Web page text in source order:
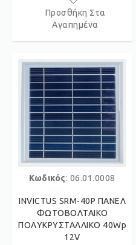
Προσθήκη Στα
Αγαπημένα
Κωδικός: 06.01.0008
INVICTUS SRM-40P ΠΑΝΕΛ
ΦΩΤΟΒΟΛΤΑΙΚΟ
ΠΟΛΥΚΡΥΣΤΑΛΛΙΚΟ 40Wp
12V